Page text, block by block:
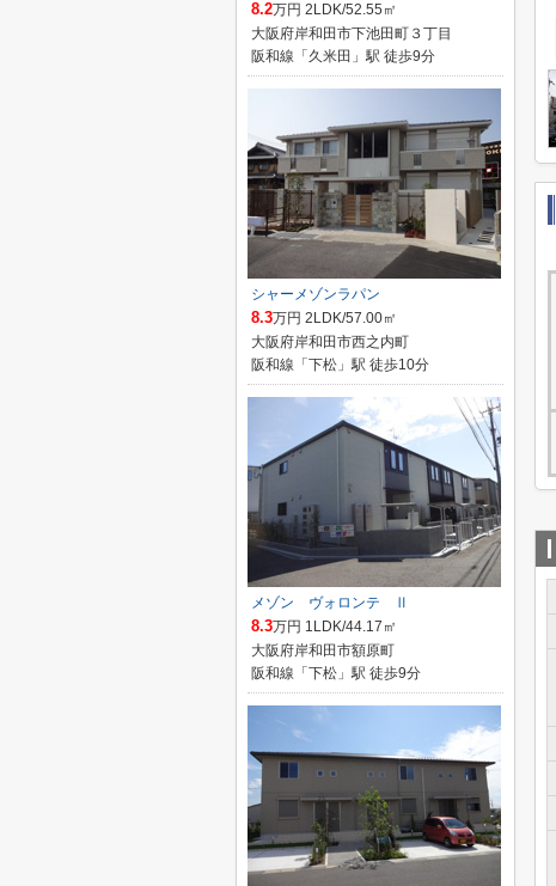
8.2万円 2LDK/52.55㎡
大阪府岸和田市下池田町３丁目
阪和線「久米田」駅 徒歩9分
シャーメゾンラパン
8.3万円 2LDK/57.00㎡
大阪府岸和田市西之内町
阪和線「下松」駅 徒歩10分
メゾン ヴォロンテ Ⅱ
8.3万円 1LDK/44.17㎡
大阪府岸和田市額原町
阪和線「下松」駅 徒歩9分